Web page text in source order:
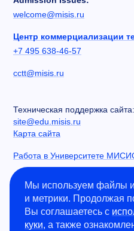
welcome@misis.ru
Центр коммерциализации
+7 495 638-46-57
cctt@misis.ru
Техническая поддержка сайта:
site@edu.misis.ru
Карта сайта
Работа в Университете
Сведения об образовательной
Информация о закупках
Противодействие коррупции
Политика
Мы используем файлы
и метрики. Продолжая
Вы соглашаетесь с
куки, а также